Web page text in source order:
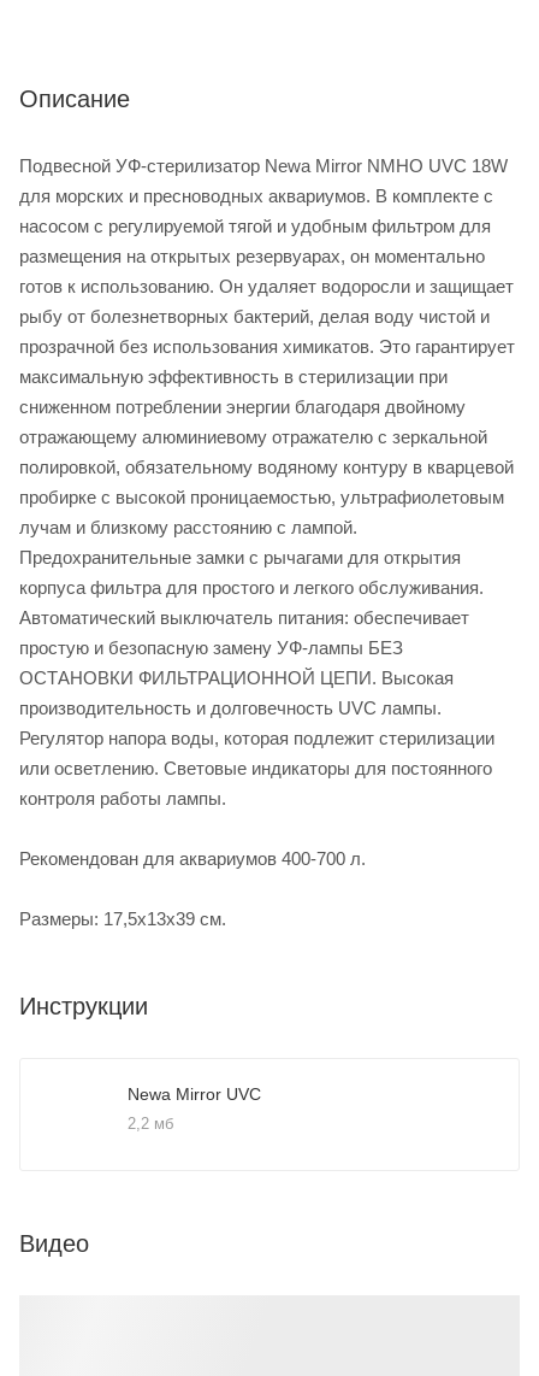
Описание
Подвесной УФ-стерилизатор Newa Mirror NMHO UVC 18W
для морских и пресноводных аквариумов. В комплекте с
насосом с регулируемой тягой и удобным фильтром для
размещения на открытых резервуарах, он моментально
готов к использованию. Он удаляет водоросли и защищает
рыбу от болезнетворных бактерий, делая воду чистой и
прозрачной без использования химикатов. Это гарантирует
максимальную эффективность в стерилизации при
сниженном потреблении энергии благодаря двойному
отражающему алюминиевому отражателю с зеркальной
полировкой, обязательному водяному контуру в кварцевой
пробирке с высокой проницаемостью, ультрафиолетовым
лучам и близкому расстоянию с лампой.
Предохранительные замки с рычагами для открытия
корпуса фильтра для простого и легкого обслуживания.
Автоматический выключатель питания: обеспечивает
простую и безопасную замену УФ-лампы БЕЗ
ОСТАНОВКИ ФИЛЬТРАЦИОННОЙ ЦЕПИ. Высокая
производительность и долговечность UVC лампы.
Регулятор напора воды, которая подлежит стерилизации
или осветлению. Световые индикаторы для постоянного
контроля работы лампы.
Рекомендован для аквариумов 400-700 л.
Размеры: 17,5х13х39 см.
Инструкции
Newa Mirror UVC
2,2 мб
Видео